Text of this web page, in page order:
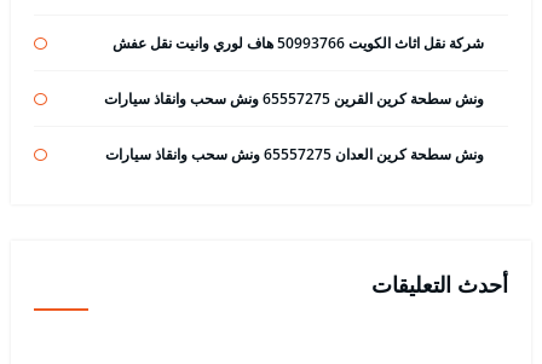
شركة نقل اثاث الكويت 50993766 هاف لوري وانيت نقل عفش
ونش سطحة كرين القرين 65557275 ونش سحب وانقاذ سيارات
ونش سطحة كرين العدان 65557275 ونش سحب وانقاذ سيارات
أحدث التعليقات